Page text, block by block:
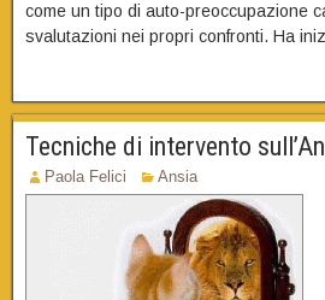
come un tipo di auto-preoccupazione
svalutazioni nei propri confronti. Ha
Tecniche di intervento
Paola Felici Ansia